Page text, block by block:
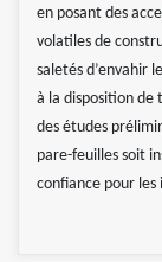
en posant des
volatiles de
saletés d’envahir
à la disposition de
des études
pare-feuilles soit
confiance pour les